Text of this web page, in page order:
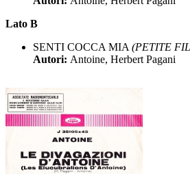
Lato B
SENTI COCCA MIA (PETITE
Autori: Antoine, Herbert Pagani